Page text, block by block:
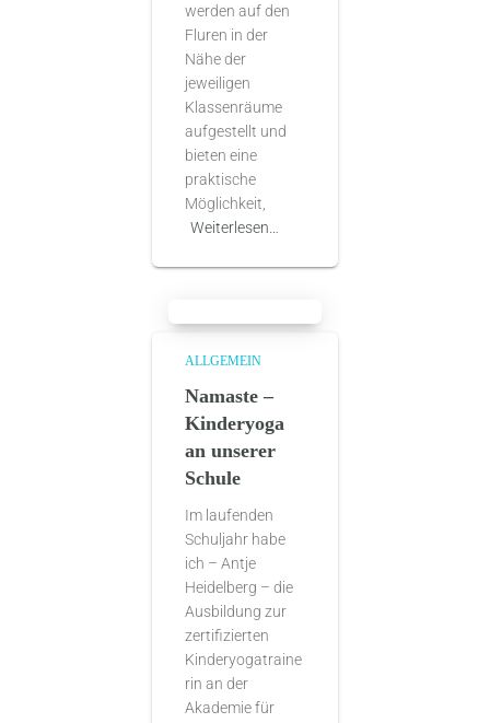
werden auf den
Fluren in der
Nähe der
jeweiligen
Klassenräume
aufgestellt und
bieten eine
praktische
Möglichkeit,
Weiterlesen…
ALLGEMEIN
Namaste –
Kinderyoga
an unserer
Schule
Im laufenden
Schuljahr habe
ich – Antje
Heidelberg – die
Ausbildung zur
zertifizierten
Kinderyogatraine
rin an der
Akademie für